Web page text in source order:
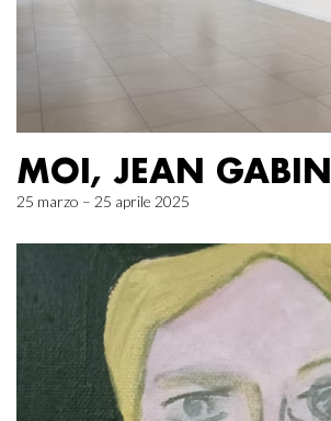
MOI, JEAN GABIN
25 marzo – 25 aprile 2025